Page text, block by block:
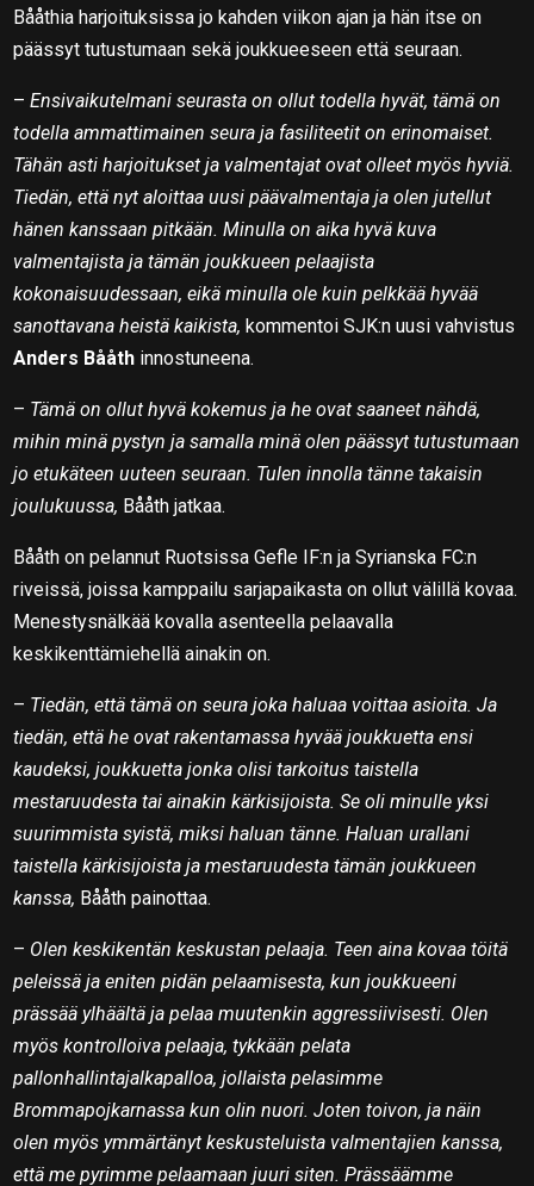
Bååthia harjoituksissa jo kahden viikon ajan ja hän itse on
päässyt tutustumaan sekä joukkueeseen että seuraan.
–Ensivaikutelmani seurasta on ollut todella hyvät, tämä on
todella ammattimainen seura ja fasiliteetit on erinomaiset.
Tähän asti harjoitukset ja valmentajat ovat olleet myös hyviä.
Tiedän, että nyt aloittaa uusi päävalmentaja ja olen jutellut
hänen kanssaan pitkään. Minulla on aika hyvä kuva
valmentajista ja tämän joukkueen pelaajista
kokonaisuudessaan, eikä minulla ole kuin pelkkää hyvää
sanottavana heistä kaikista, kommentoi SJK:n uusi vahvistus
Anders Bååth innostuneena.
– Tämä on ollut hyvä kokemus ja he ovat saaneet nähdä,
mihin minä pystyn ja samalla minä olen päässyt tutustumaan
jo etukäteen uuteen seuraan. Tulen innolla tänne takaisin
joulukuussa, Bååth jatkaa.
Bååth on pelannut Ruotsissa Gefle IF:n ja Syrianska FC:n
riveissä, joissa kamppailu sarjapaikasta on ollut välillä kovaa.
Menestysnälkää kovalla asenteella pelaavalla
keskikenttämiehellä ainakin on.
– Tiedän, että tämä on seura joka haluaa voittaa asioita. Ja
tiedän, että he ovat rakentamassa hyvää joukkuetta ensi
kaudeksi, joukkuetta jonka olisi tarkoitus taistella
mestaruudesta tai ainakin kärkisijoista. Se oli minulle yksi
suurimmista syistä, miksi haluan tänne. Haluan urallani
taistella kärkisijoista ja mestaruudesta tämän joukkueen
kanssa, Bååth painottaa.
– Olen keskikentän keskustan pelaaja. Teen aina kovaa töitä
peleissä ja eniten pidän pelaamisesta, kun joukkueeni
prässää ylhäältä ja pelaa muutenkin aggressiivisesti. Olen
myös kontrolloiva pelaaja, tykkään pelata
pallonhallintajalkapalloa, jollaista pelasimme
Brommapojkarnassa kun olin nuori. Joten toivon, ja näin
olen myös ymmärtänyt keskusteluista valmentajien kanssa,
että me pyrimme pelaamaan juuri siten. Prässäämme